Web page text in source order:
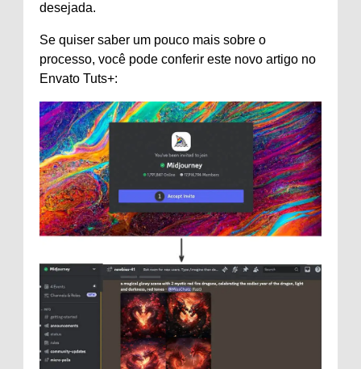
desejada.
Se quiser saber um pouco mais sobre o
processo, você pode conferir este novo artigo no
Envato Tuts+: